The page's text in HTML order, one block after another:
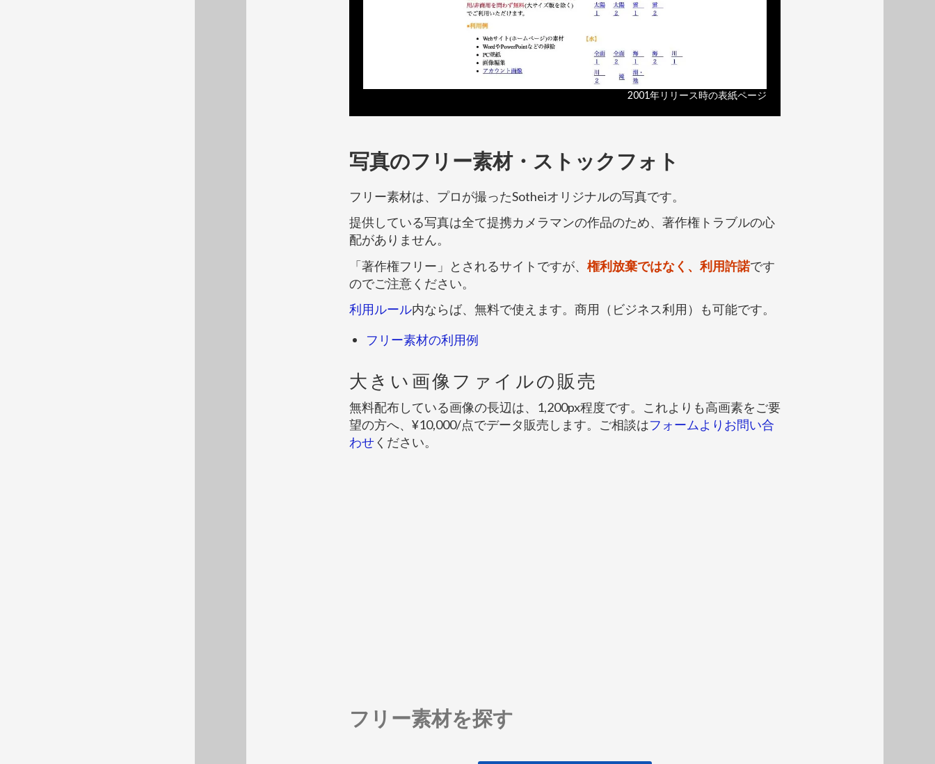
2001年リリース時の表紙ページ
写真のフリー素材・ストックフォト
フリー素材は、プロが撮ったSotheiオリジナルの写真です。
提供している写真は全て提携カメラマンの作品のため、著作権トラブルの心
配がありません。
「著作権フリー」とされるサイトですが、 権利放棄ではなく、利用許諾です
のでご注意ください。
利用ルール内ならば、無料で使えます。商用（ビジネス利用）も可能です。
フリー素材の利用例
大きい画像ファイルの販売
無料配布している画像の長辺は、1,200px程度です。これよりも高画素をご要
望の方へ、¥10,000/点でデータ販売します。ご相談はフォームよりお問い合
わせください。
フリー素材を探す